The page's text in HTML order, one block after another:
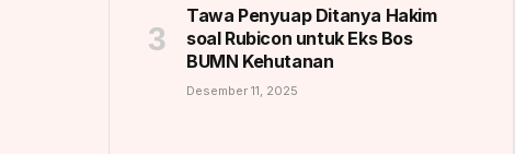
Tawa Penyuap Ditanya Hakim
soal Rubicon untuk Eks Bos
BUMN Kehutanan
Desember 11, 2025